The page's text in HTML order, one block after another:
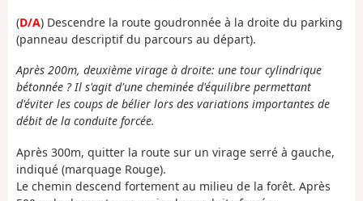
(D/A) Descendre la route goudronnée à la droite du parking
(panneau descriptif du parcours au départ).
Après 200m, deuxième virage à droite: une tour cylindrique
bétonnée ? Il s'agit d'une cheminée d'équilibre permettant
d'éviter les coups de bélier lors des variations importantes de
débit de la conduite forcée.
Après 300m, quitter la route sur un virage serré à gauche,
indiqué (marquage Rouge).
Le chemin descend fortement au milieu de la forêt. Après